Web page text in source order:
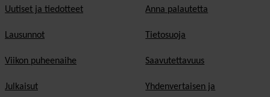
Uutiset ja tiedotteet
Lausunnot
Viikon puheenaihe
Julkaisut
Anna palautetta
Tietosuoja
Saavutettavuus
Yhdenvertaisen ja